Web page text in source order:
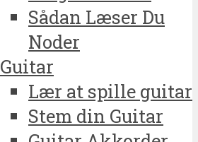
Sådan Læser Du
Noder
Guitar
Lær at spille guitar
Stem din Guitar